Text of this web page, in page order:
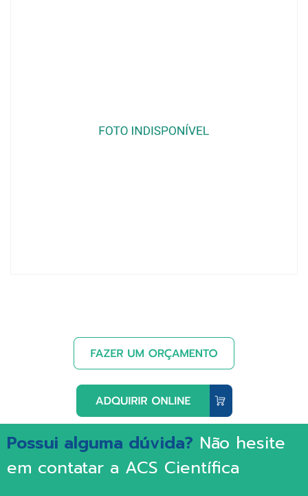
Possui alguma dúvida? Não hesite
em contatar a ACS Científica